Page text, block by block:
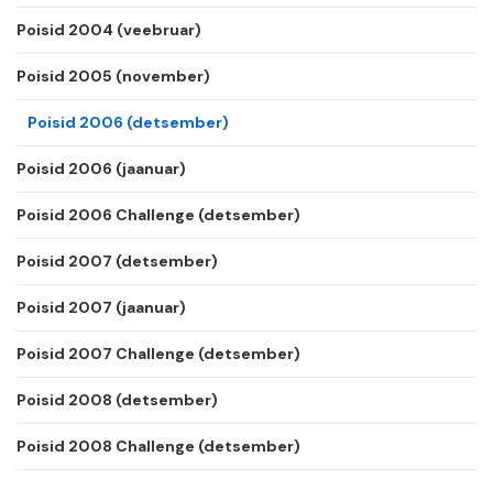
Poisid 2004 (veebruar)
Poisid 2005 (november)
Poisid 2006 (detsember)
Poisid 2006 (jaanuar)
Poisid 2006 Challenge (detsember)
Poisid 2007 (detsember)
Poisid 2007 (jaanuar)
Poisid 2007 Challenge (detsember)
Poisid 2008 (detsember)
Poisid 2008 Challenge (detsember)